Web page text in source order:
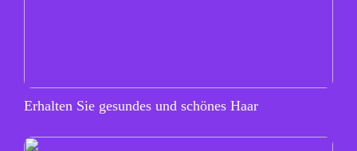
Erhalten Sie gesundes und schönes Haar